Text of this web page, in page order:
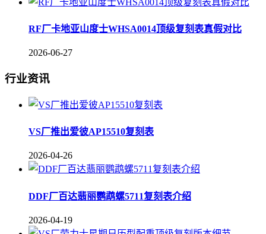
RF厂卡地亚山度士WHSA0014顶级复刻表真假对比
2026-06-27
行业资讯
VS厂推出爱彼AP15510复刻表
2026-04-26
DDF厂百达翡丽鹦鹉螺5711复刻表介绍
2026-04-19